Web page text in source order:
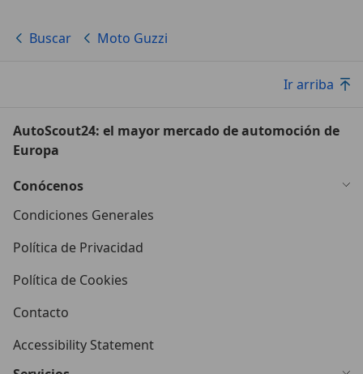
Buscar Moto Guzzi
Ir arriba
AutoScout24: el mayor mercado de automoción de
Europa
Conócenos
Condiciones Generales
Política de Privacidad
Política de Cookies
Contacto
Accessibility Statement